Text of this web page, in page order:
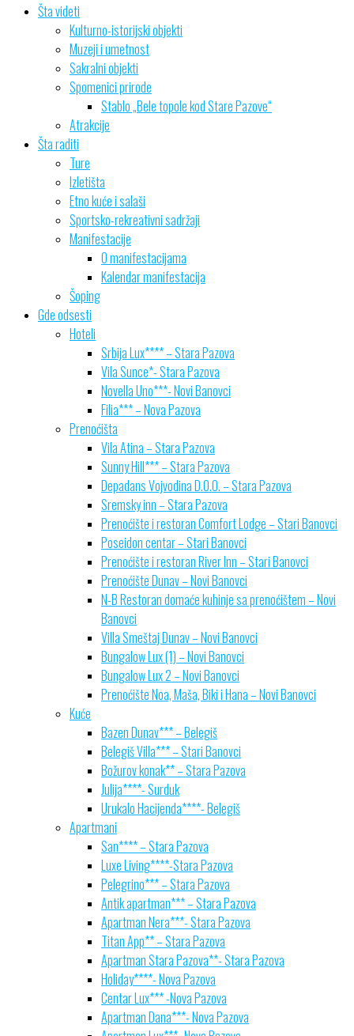
Šta videti
Kulturno-istorijski objekti
Muzeji i umetnost
Sakralni objekti
Spomenici prirode
Stablo „Bele topole kod Stare Pazove“
Atrakcije
Šta raditi
Ture
Izletišta
Etno kuće i salaši
Sportsko-rekreativni sadržaji
Manifestacije
O manifestacijama
Kalendar manifestacija
Šoping
Gde odsesti
Hoteli
Srbija Lux**** – Stara Pazova
Vila Sunce*- Stara Pazova
Novella Uno***- Novi Banovci
Filia*** – Nova Pazova
Prenoćišta
Vila Atina – Stara Pazova
Sunny Hill*** – Stara Pazova
Depadans Vojvodina D.O.O. – Stara Pazova
Sremsky inn – Stara Pazova
Prenoćište i restoran Comfort Lodge – Stari Banovci
Poseidon centar – Stari Banovci
Prenoćište i restoran River Inn – Stari Banovci
Prenoćište Dunav – Novi Banovci
N-B Restoran domaće kuhinje sa prenoćištem – Novi
Banovci
Villa Smeštaj Dunav – Novi Banovci
Bungalow Lux (1) – Novi Banovci
Bungalow Lux 2 – Novi Banovci
Prenoćište Noa, Maša, Biki i Hana – Novi Banovci
Kuće
Bazen Dunav*** – Belegiš
Belegiš Villa*** – Stari Banovci
Božurov konak** – Stara Pazova
Julija****- Surduk
Urukalo Hacijenda****- Belegiš
Apartmani
San**** – Stara Pazova
Luxe Living****-Stara Pazova
Pelegrino*** – Stara Pazova
Antik apartman*** – Stara Pazova
Apartman Nera***- Stara Pazova
Titan App** – Stara Pazova
Apartman Stara Pazova**- Stara Pazova
Holiday****- Nova Pazova
Centar Lux*** -Nova Pazova
Apartman Dana***- Nova Pazova